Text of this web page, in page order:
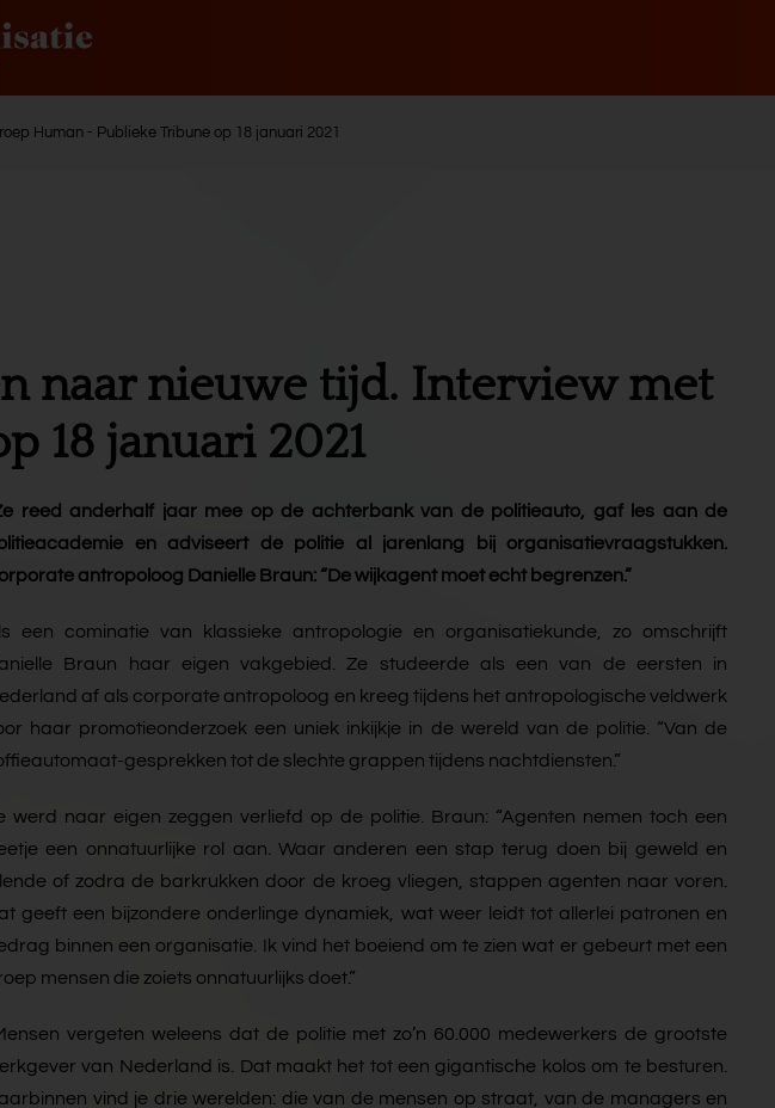
Human - Publieke Tribune op 18 januari 2021
naar nieuwe tijd. Interview met
18 januari 2021
reed anderhalf jaar mee op de achterbank van de politieauto, gaf les aan de
en adviseert de politie al jarenlang bij organisatievraagstukken.
antropoloog Danielle Braun: “De wijkagent moet echt begrenzen.”
een cominatie van klassieke antropologie en organisatiekunde, zo omschrijft
Braun haar eigen vakgebied. Ze studeerde als een van de eersten in
af als corporate antropoloog en kreeg tijdens het antropologische veldwerk
haar promotieonderzoek een uniek inkijkje in de wereld van de politie. “Van de
gesprekken tot de slechte grappen tijdens nachtdiensten.”
werd naar eigen zeggen verliefd op de politie. Braun: “Agenten nemen toch een
een onnatuurlijke rol aan. Waar anderen een stap terug doen bij geweld en
of zodra de barkrukken door de kroeg vliegen, stappen agenten naar voren.
geeft een bijzondere onderlinge dynamiek, wat weer leidt tot allerlei patronen en
binnen een organisatie. Ik vind het boeiend om te zien wat er gebeurt met een
mensen die zoiets onnatuurlijks doet.”
vergeten weleens dat de politie met zo’n 60.000 medewerkers de grootste
van Nederland is. Dat maakt het tot een gigantische kolos om te besturen.
vind je drie werelden: die van de mensen op straat, van de managers en